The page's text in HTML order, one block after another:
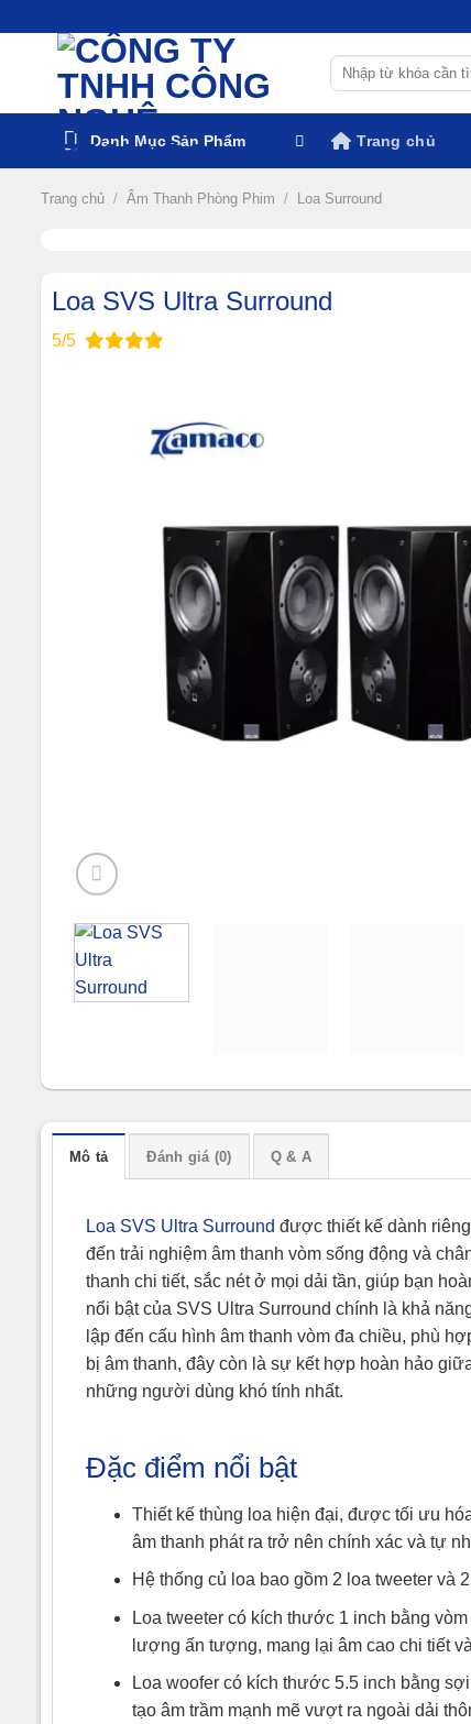
Tìm
kiếm:
Danh Mục Sản Phẩm Trang chủ
Trang chủ / Âm Thanh Phòng Phim / Loa Surround
Loa SVS Ultra Surround
5/5
Mô tả Đánh giá (0) Q & A
Loa SVS Ultra Surround được thiết kế dành
đến trải nghiệm âm thanh vòm sống động và
thanh chi tiết, sắc nét ở mọi dải tần, giúp bạn
nổi bật của SVS Ultra Surround chính là khả
lập đến cấu hình âm thanh vòm đa chiều, phù
bị âm thanh, đây còn là sự kết hợp hoàn hảo
những người dùng khó tính nhất.
Đặc điểm nổi bật
Thiết kế thùng loa hiện đại, được tối ưu
âm thanh phát ra trở nên chính xác và tự
Hệ thống củ loa bao gồm 2 loa tweeter và
Loa tweeter có kích thước 1 inch bằng
lượng ấn tượng, mang lại âm cao chi tiết
Loa woofer có kích thước 5.5 inch bằng
tạo âm trầm mạnh mẽ vượt ra ngoài dải